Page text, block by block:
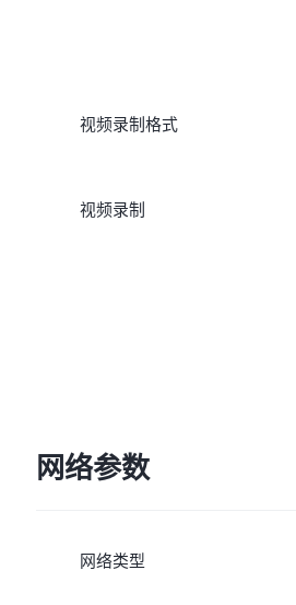
视频录制格式
视频录制
网络参数
网络类型